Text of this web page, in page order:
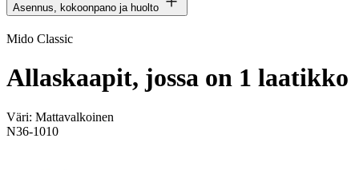
Asennus, kokoonpano ja huolto
Mido Classic
Allaskaapit, jossa on 1 laatikko
Väri: Mattavalkoinen
N36-1010